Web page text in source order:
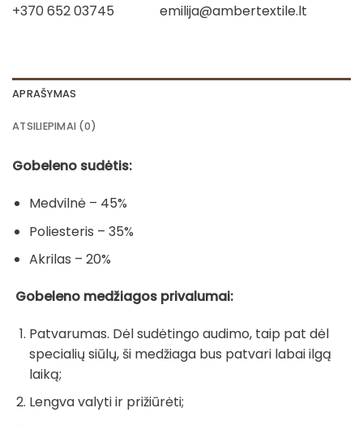
+370 652 03745
emilija@ambertextile.lt
APRAŠYMAS
ATSILIEPIMAI (0)
Gobeleno sudėtis:
Medvilnė – 45%
Poliesteris – 35%
Akrilas – 20%
Gobeleno medžiagos privalumai:
Patvarumas. Dėl sudėtingo audimo, taip pat dėl
specialių siūlų, ši medžiaga bus patvari labai ilgą
laiką;
Lengva valyti ir prižiūrėti;